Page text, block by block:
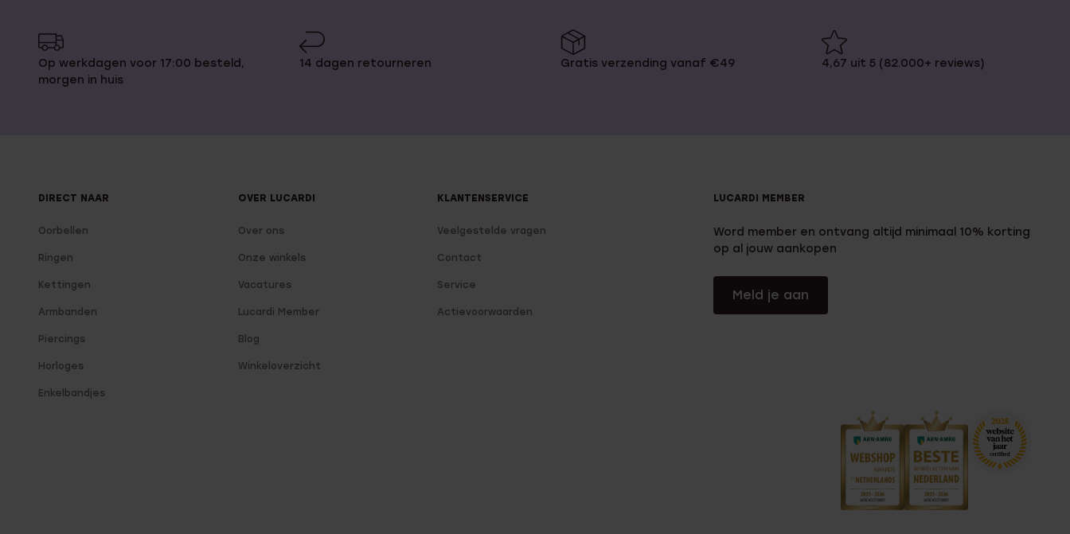
Op werkdagen voor 17:00 besteld,
morgen in huis
14 dagen retourneren Gratis verzending vanaf €49 4,67 uit 5 (82.000+ reviews)
DIRECT NAAR
Oorbellen
Ringen
Kettingen
Armbanden
Piercings
Horloges
Enkelbandjes
OVER LUCARDI
Over ons
Onze winkels
Vacatures
Lucardi Member
Blog
Winkeloverzicht
KLANTENSERVICE
Veelgestelde vragen
Contact
Service
Actievoorwaarden
LUCARDI MEMBER
Word member en ontvang altijd minimaal 10% korting
op al jouw aankopen
Meld je aan